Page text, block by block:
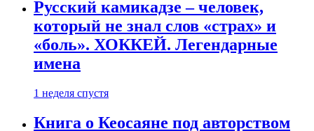
Русский камикадзе – человек,
который не знал слов «страх» и
«боль». ХОККЕЙ. Легендарные
имена
1 неделя спустя
Книга о Кеосаяне под авторством